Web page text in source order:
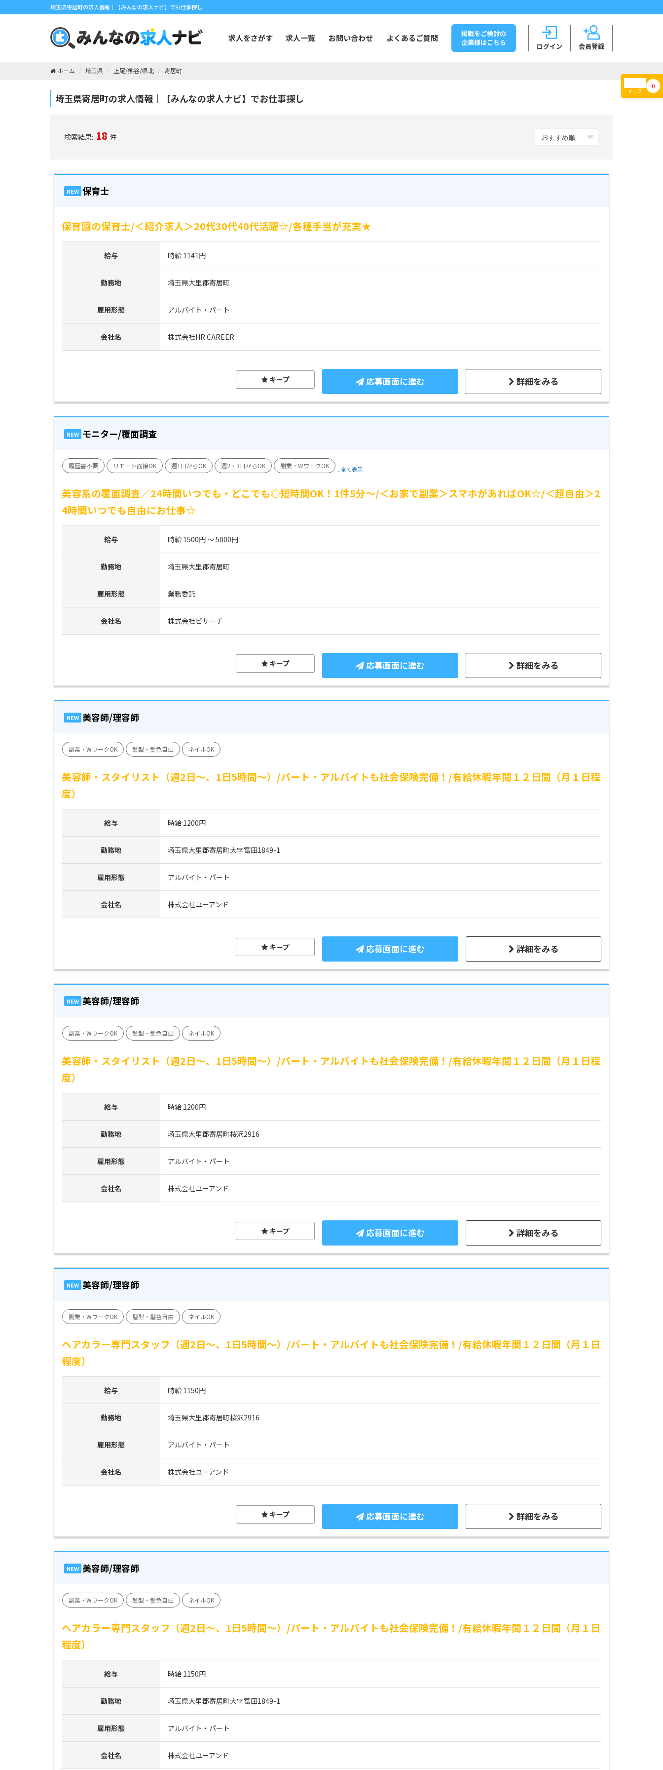
埼玉県寄居町の求人情報｜【みんなの求人ナビ】でお仕事探し
会員登録
ログイン
求人をさがす 求人一覧 お問い合わせ よくあるご質問
掲載をご検討の
企業様はこちら
キープ
0
ホーム 埼玉県 上尾/熊谷/県北 寄居町
埼玉県寄居町の求人情報｜【みんなの求人ナビ】でお仕事探し
検索結果: 18 件
NEW 保育士
保育園の保育士/＜紹介求人＞20代30代40代活躍☆/各種手当が充実★
給与 時給 1141円
勤務地 埼玉県大里郡寄居町
雇用形態 アルバイト・パート
会社名 株式会社HR CAREER
詳細をみる
応募画面に進む
キープ
NEW モニター/覆面調査
履歴書不要 リモート面接OK 週1日からOK 週2・3日からOK 副業・WワークOK ...全て表示
美容系の覆面調査／24時間いつでも・どこでも◎短時間OK！1件5分～/＜お家で副業＞スマホがあればOK☆/＜超自由＞2
4時間いつでも自由にお仕事☆
給与 時給 1500円 ～ 5000円
勤務地 埼玉県大里郡寄居町
雇用形態 業務委託
会社名 株式会社ビサーチ
詳細をみる
応募画面に進む
キープ
NEW 美容師/理容師
副業・WワークOK 髪型・髪色自由 ネイルOK
美容師・スタイリスト（週2日～、1日5時間～）/パート・アルバイトも社会保険完備！/有給休暇年間１２日間（月１日程
度）
給与 時給 1200円
勤務地 埼玉県大里郡寄居町大字富田1849-1
雇用形態 アルバイト・パート
会社名 株式会社ユーアンド
詳細をみる
応募画面に進む
キープ
NEW 美容師/理容師
副業・WワークOK 髪型・髪色自由 ネイルOK
美容師・スタイリスト（週2日～、1日5時間～）/パート・アルバイトも社会保険完備！/有給休暇年間１２日間（月１日程
度）
給与 時給 1200円
勤務地 埼玉県大里郡寄居町桜沢2916
雇用形態 アルバイト・パート
会社名 株式会社ユーアンド
詳細をみる
応募画面に進む
キープ
NEW 美容師/理容師
副業・WワークOK 髪型・髪色自由 ネイルOK
ヘアカラー専門スタッフ（週2日～、1日5時間～）/パート・アルバイトも社会保険完備！/有給休暇年間１２日間（月１日
程度）
給与 時給 1150円
勤務地 埼玉県大里郡寄居町桜沢2916
雇用形態 アルバイト・パート
会社名 株式会社ユーアンド
詳細をみる
応募画面に進む
キープ
NEW 美容師/理容師
副業・WワークOK 髪型・髪色自由 ネイルOK
ヘアカラー専門スタッフ（週2日～、1日5時間～）/パート・アルバイトも社会保険完備！/有給休暇年間１２日間（月１日
程度）
給与 時給 1150円
勤務地 埼玉県大里郡寄居町大字富田1849-1
雇用形態 アルバイト・パート
会社名 株式会社ユーアンド